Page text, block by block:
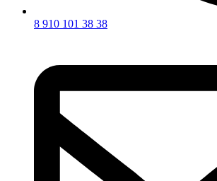
8 910 101 38 38